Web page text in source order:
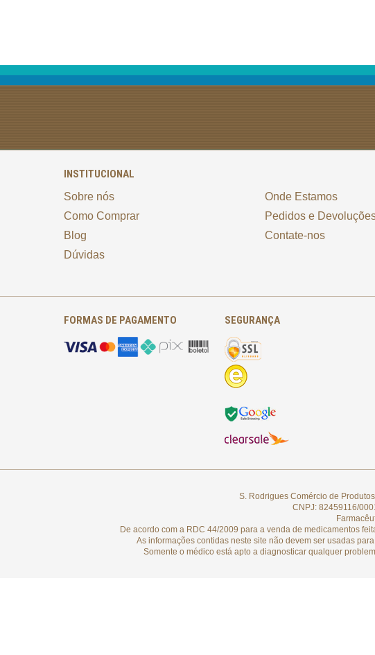
INSTITUCIONAL
Sobre nós
Como Comprar
Blog
Dúvidas
Onde Estamos
Pedidos e
Contate-nos
FORMAS DE PAGAMENTO SEGURANÇA
S. Rodrigues Comércio de
CNPJ: 82459116/
De acordo com a RDC 44/2009 para a venda de medicamentos
As informações contidas neste site não devem ser usadas
Somente o médico está apto a diagnosticar qualquer